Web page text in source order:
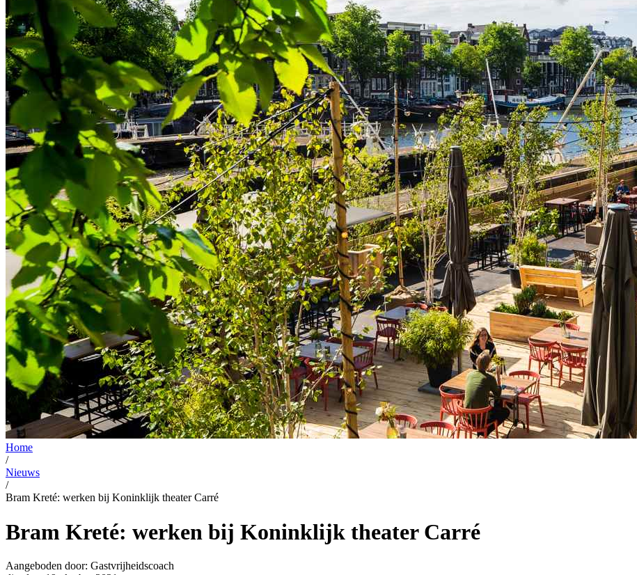
Home
/
Nieuws
/
Bram Kreté: werken bij Koninklijk theater Carré
Bram Kreté: werken bij Koninklijk theater Carré
Aangeboden door: Gastvrijheidscoach